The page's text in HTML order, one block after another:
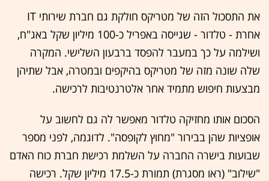
את התסכול הזה של מטריקס חולקת גם חברת שירותי IT
אחרת - טלדור - שגייסה באפריל כ-100 מיליון שקל באג"ח,
ושילמה על כך במעבר להפסד ברבעון השלישי. המקרה
שלה שונה מזה של מטריקס בהיקפים ובמטרה, אבל שתיהן
מבצעות חיפוש מתמיד אחר אלטרנטיבות לרכישה.
הסכום אותו מחזיקה טלדור מאפשר לה גם לחשוב על
אופציות שהן בבירור "מחוץ לקופסה". לדוגמה, לפני מספר
שבועות בישרה החברה על השלמת רכישת חברת כוח האדם
"שילוב" (ראו מסגרת) תמורת כ-17.5 מיליון שקל. רכישה